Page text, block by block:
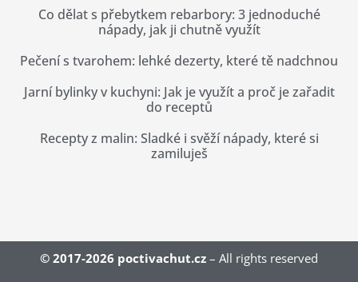
Co dělat s přebytkem rebarbory: 3 jednoduché
nápady, jak ji chutně využít
Pečení s tvarohem: lehké dezerty, které tě nadchnou
Jarní bylinky v kuchyni: Jak je využít a proč je zařadit
do receptů
Recepty z malin: Sladké i svěží nápady, které si
zamiluješ
© 2017-2026 poctivachut.cz – All rights reserved